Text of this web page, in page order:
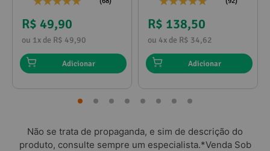
R$ 49,90
ou 1x de R$ 49,90
Adicionar
R$ 138,50
ou 4x de R$ 34,62
Adicionar
Não se trata de propaganda, e sim de descrição do
produto, consulte sempre um especialista.*Venda Sob